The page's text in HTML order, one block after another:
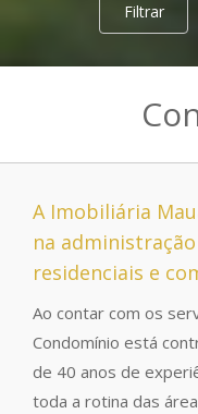
Filtrar
A Imobiliária
na
residenciais e
Ao contar com os
Condomínio está
de 40 anos de
toda a rotina das